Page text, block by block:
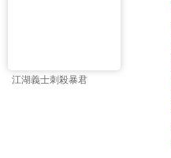
江湖義士刺殺暴君